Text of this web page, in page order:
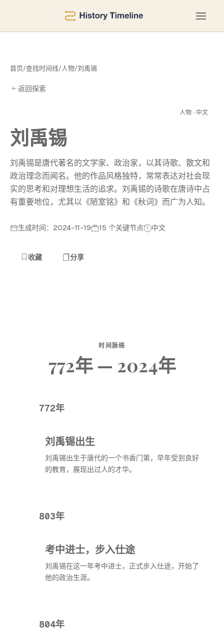
首页/查找时间线/人物/刘禹锡
返回探索
人物 · 中文
刘禹锡
刘禹锡是唐代著名的文学家、政治家，以其诗歌、散文和
政治理念而闻名。他的作品风格独特，常常表达对社会现
实的思考和对理想生活的追求。刘禹锡的诗歌在唐诗中占
有重要地位，尤其以《陋室铭》和《秋词》而广为人知。
生成时间：2024-11-19 15 个关键节点 中文
收藏 分享
时间脉络
772年 — 2024年
772年
刘禹锡出生
刘禹锡出生于唐代的一个书香门第，早年受到良好
的教育，展现出过人的才华。
803年
考中进士，步入仕途
刘禹锡在这一年考中进士，正式步入仕途，开始了
他的政治生涯。
804年